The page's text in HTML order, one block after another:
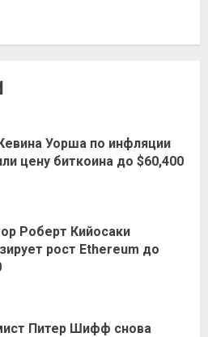
Уорша по инфляции
цену биткоина до $60,400
Роберт Кийосаки
рост Ethereum до
Питер Шифф снова